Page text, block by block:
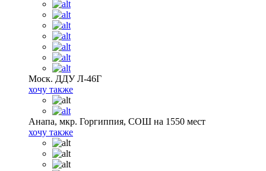
Моск. ДДУ Л-46Г
хочу также
Анапа, мкр. Горгиппия, СОШ на 1550 мест
хочу также